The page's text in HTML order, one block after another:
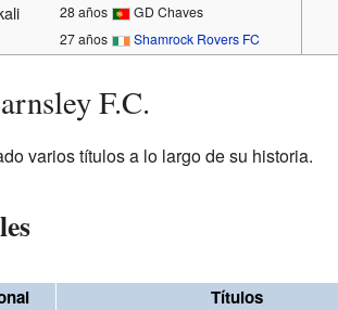
28 años GD Chaves
27 años Shamrock Rovers FC
F.C.
varios títulos a lo largo de su historia.
Títulos